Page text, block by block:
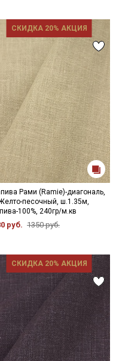
СКИДКА 20% АКЦИЯ
Рами (Ramie)-диагональ,
песочный, ш.1.35м,
100%, 240гр/м.кв
руб. 1350 руб.
СКИДКА 20% АКЦИЯ
30% на узкие
персональных
персональных
и